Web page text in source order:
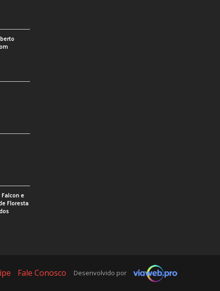
e
Floresta
Desenvolvido por
Fale Conosco